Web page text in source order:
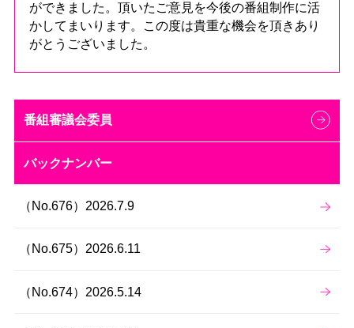
ができました。頂いたご意見を今後の番組制作に活
かしてまいります。この度は貴重な機会を頂きあり
がとうございました。
番組審議会委員
バックナンバー
（No.676）2026.7.9
（No.675）2026.6.11
（No.674）2026.5.14